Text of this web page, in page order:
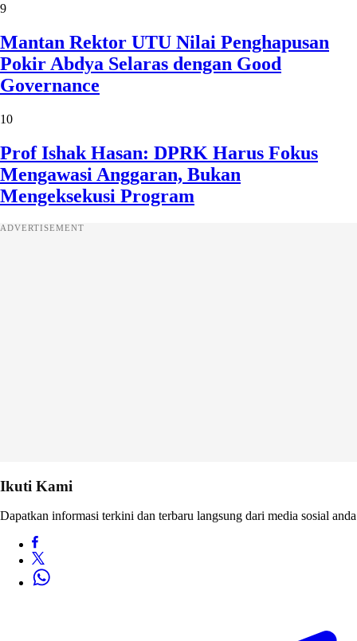
9
Mantan Rektor UTU Nilai Penghapusan
Pokir Abdya Selaras dengan Good
Governance
10
Prof Ishak Hasan: DPRK Harus Fokus
Mengawasi Anggaran, Bukan
Mengeksekusi Program
ADVERTISEMENT
Ikuti Kami
Dapatkan informasi terkini dan terbaru langsung dari media sosial anda